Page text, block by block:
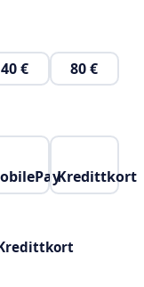
hvort og ønsker
Porsgrunn
40 € 80 €
Kredittkort